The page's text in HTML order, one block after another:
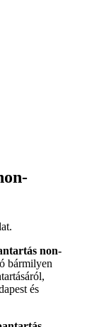
non-
bármilyen
és